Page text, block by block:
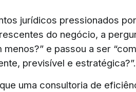
jurídicos pressionados
do negócio, a
e passou a ser
previsível e estratégica?”.
uma consultoria de